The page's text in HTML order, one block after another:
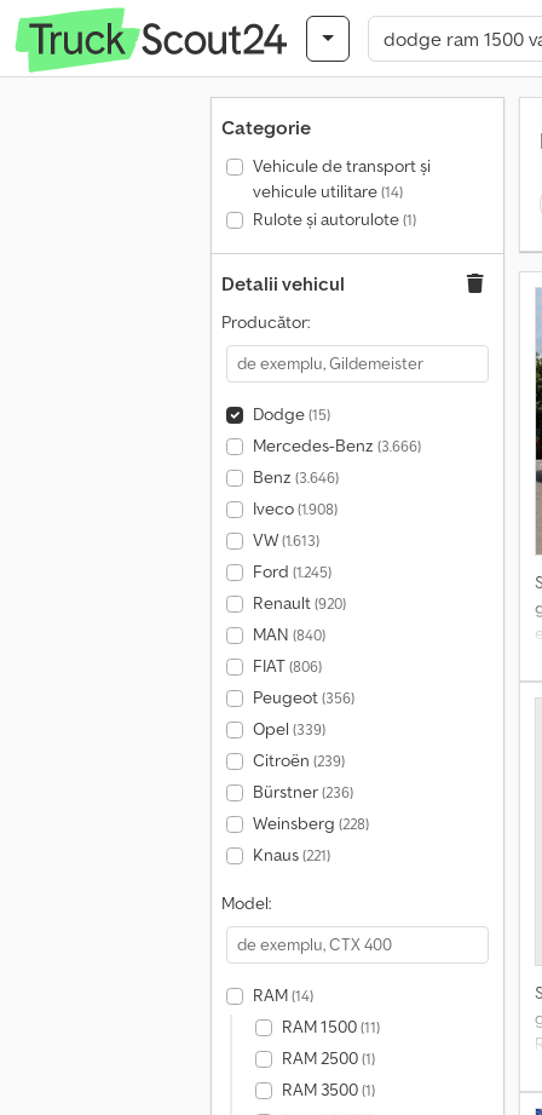
Categorie
Vehicule de transport şi
vehicule utilitare(14)
Rulote și autorulote(1)
Detalii vehicul
Producător:
Dodge(15)
Mercedes-Benz (3.666)
Benz (3.646)
Iveco(1.908)
VW(1.613)
Ford (1.245)
Renault(920)
MAN (840)
FIAT(806)
Peugeot(356)
Opel (339)
Citroën (239)
Bürstner(236)
Weinsberg (228)
Knaus(221)
Model:
RAM(14)
RAM 1500(11)
RAM 2500(1)
RAM 3500(1)